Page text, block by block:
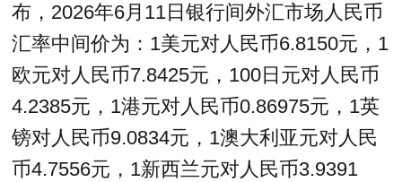
布，2026年6月11日银行间外汇市场人民币
汇率中间价为：1美元对人民币6.8150元，1
欧元对人民币7.8425元，100日元对人民币
4.2385元，1港元对人民币0.86975元，1英
镑对人民币9.0834元，1澳大利亚元对人民
币4.7556元，1新西兰元对人民币3.9391